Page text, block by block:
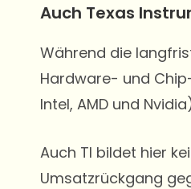
Auch Texas
Während die
Hardware- und
Intel, AMD und
Auch TI bildet hier
Umsatzrückgang